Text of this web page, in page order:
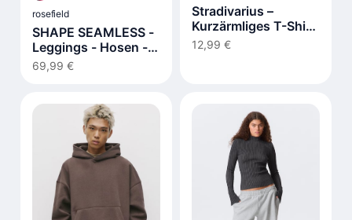
rosefield
SHAPE SEAMLESS -
Leggings - Hosen -
black
69,99 €
Stradivarius –
Kurzärmliges T-Shirt
in Ecru mit
Knopfleiste
12,99 €